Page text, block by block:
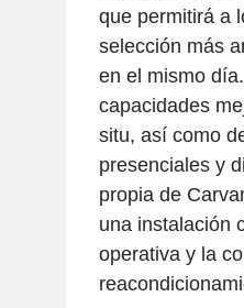
que permitirá a
selección más
en el mismo
capacidades
situ, así como
presenciales y
propia de
una instalación
operativa y la